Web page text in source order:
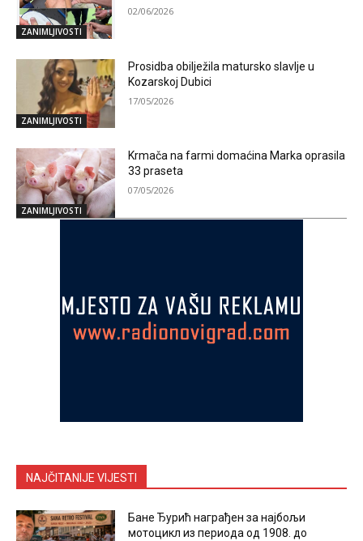
ZANIMLJIVOSTI
02/06/2026
ZANIMLJIVOSTI
Prosidba obilježila matursko slavlje u
Kozarskoj Dubici
17/05/2026
ZANIMLJIVOSTI
Krmača na farmi domaćina Marka oprasila
33 praseta
07/05/2026
NAJČITANIJE VIJESTI
Бане Ђурић награђен за најбољи
мотоцикл из периода од 1908. до